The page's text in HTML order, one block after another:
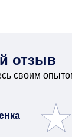
отзыв
своим